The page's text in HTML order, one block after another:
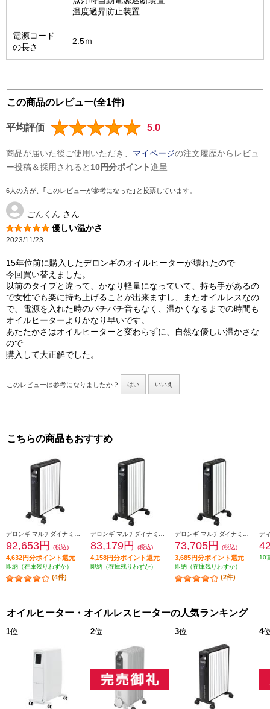
温度過昇防止装置
電源コード
の長さ
2.5ｍ
この商品のレビュー(全1件)
平均評価 5.0
商品が届いた後ご使用いただき、 マイページの注文履歴からレビュ
ー投稿＆採用されると 10円分ポイント進呈
6人の方が、｢このレビューが参考になった｣と投票しています。
ごんくん さん
優しい温かさ
2023/11/23
15年位前に購入したデロンギのオイルヒーターが壊れたので
今回買い替えました。
以前のタイプと違って、かなり軽量になっていて、持ち手があるの
で女性でも楽に持ち上げることが出来ますし、またオイルレスなの
で、電源を入れた時のパチパチ音もなく、温かくなるまでの時間も
オイルヒーターよりかなり早いです。
あたたかさはオイルヒーターと変わらずに、自然な優しい温かさな
ので
購入して大正解でした。
このレビューは参考になりましたか？ はい いいえ
こちらの商品もおすすめ
92,653円 (税込)
4,632円分ポイント還元
即納（在庫残りわずか）
(4件)
83,179円 (税込)
4,158円分ポイント還元
即納（在庫残りわずか）
73,705円 (税込)
3,685円分ポイント還元
即納（在庫残りわずか）
(2件)
10
オイルヒーター・オイルレスヒーターの人気ランキング
1位 2位 3位 4